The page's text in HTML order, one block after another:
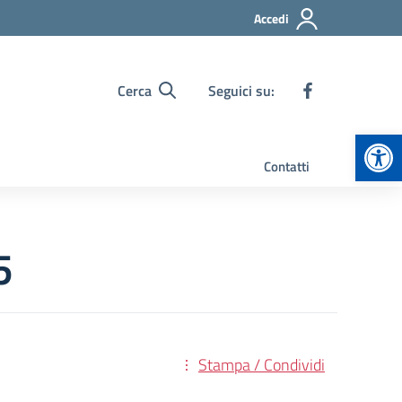
Accedi
Cerca Seguici su:
Contatti
Stampa / Condividi